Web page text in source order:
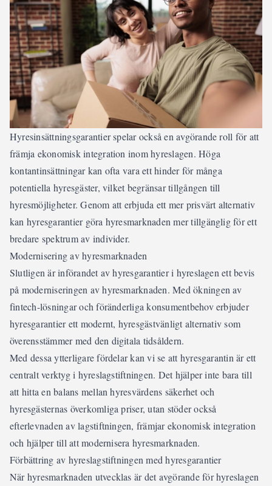
Hyresinsättningsgarantier spelar också en avgörande roll för att
främja ekonomisk integration inom hyreslagen. Höga
kontantinsättningar kan ofta vara ett hinder för många
potentiella hyresgäster, vilket begränsar tillgången till
hyresmöjligheter. Genom att erbjuda ett mer prisvärt alternativ
kan hyresgarantier göra hyresmarknaden mer tillgänglig för ett
bredare spektrum av individer.
Modernisering av hyresmarknaden
Slutligen är införandet av hyresgarantier i hyreslagen ett bevis
på moderniseringen av hyresmarknaden. Med ökningen av
fintech-lösningar och föränderliga konsumentbehov erbjuder
hyresgarantier ett modernt, hyresgästvänligt alternativ som
överensstämmer med den digitala tidsåldern.
Med dessa ytterligare fördelar kan vi se att hyresgarantin är ett
centralt verktyg i hyreslagstiftningen. Det hjälper inte bara till
att hitta en balans mellan hyresvärdens säkerhet och
hyresgästernas överkomliga priser, utan stöder också
efterlevnaden av lagstiftningen, främjar ekonomisk integration
och hjälper till att modernisera hyresmarknaden.
Förbättring av hyreslagstiftningen med hyresgarantier
När hyresmarknaden utvecklas är det avgörande för hyreslagen